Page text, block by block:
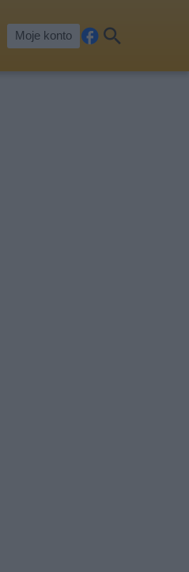
Moje konto
cebkaj